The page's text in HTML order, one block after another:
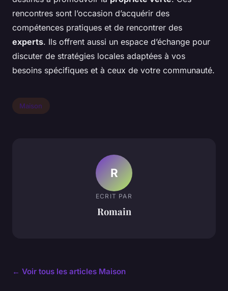
rencontres sont l’occasion d’acquérir des
compétences pratiques et de rencontrer des
experts. Ils offrent aussi un espace d’échange pour
discuter de stratégies locales adaptées à vos
besoins spécifiques et à ceux de votre communauté.
Maison
R
ECRIT PAR
Romain
← Voir tous les articles Maison